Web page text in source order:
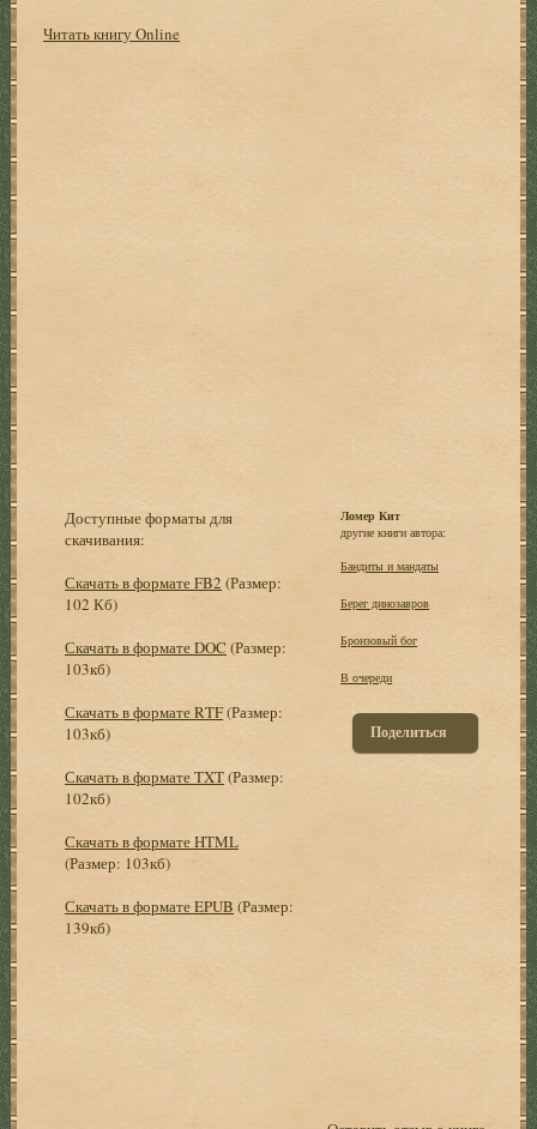
Читать книгу Online
Доступные форматы для
скачивания:
Скачать в формате FB2 (Размер:
102 Кб)
Скачать в формате DOC (Размер:
103кб)
Скачать в формате RTF(Размер:
103кб)
Скачать в формате TXT(Размер:
102кб)
Скачать в формате HTML
(Размер: 103кб)
Скачать в формате EPUB (Размер:
139кб)
Ломер Кит
другие книги автора:
Бандиты и мандаты
Берег динозавров
Бронзовый бог
В очереди
Поделиться